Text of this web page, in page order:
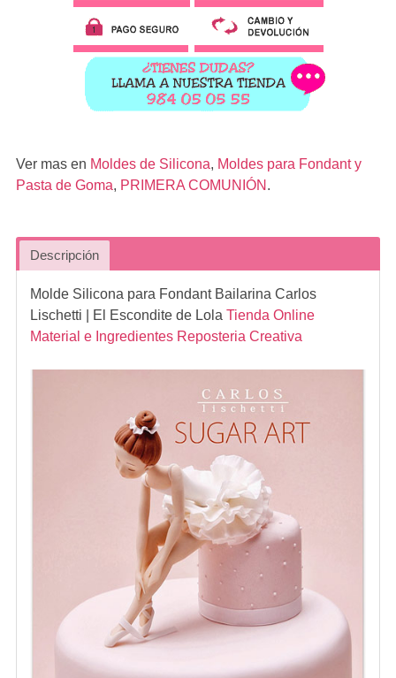
Ver mas en Moldes de Silicona, Moldes para Fondant y
Pasta de Goma, PRIMERA COMUNIÓN .
Descripción
Molde Silicona para Fondant Bailarina Carlos
Lischetti | El Escondite de Lola Tienda Online
Material e Ingredientes Reposteria Creativa